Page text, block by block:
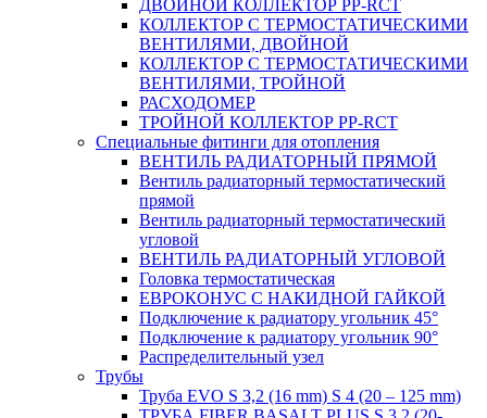
ДВОЙНОЙ КОЛЛЕКТОР PP-RCT
КОЛЛЕКТОР С ТЕРМОСТАТИЧЕСКИМИ
ВЕНТИЛЯМИ, ДВОЙНОЙ
КОЛЛЕКТОР С ТЕРМОСТАТИЧЕСКИМИ
ВЕНТИЛЯМИ, ТРОЙНОЙ
РАСХОДОМЕР
ТРОЙНОЙ КОЛЛЕКТОР PP-RCT
Специальные фитинги для отопления
ВЕНТИЛЬ РАДИАТОРНЫЙ ПРЯМОЙ
Вентиль радиаторный термостатический
прямой
Вентиль радиаторный термостатический
угловой
ВЕНТИЛЬ РАДИАТОРНЫЙ УГЛОВОЙ
Головка термостатическая
ЕВРОКОНУС С НАКИДНОЙ ГАЙКОЙ
Подключение к радиатору угольник 45°
Подключение к радиатору угольник 90°
Распределительный узел
Трубы
Труба EVO S 3,2 (16 mm) S 4 (20 – 125 mm)